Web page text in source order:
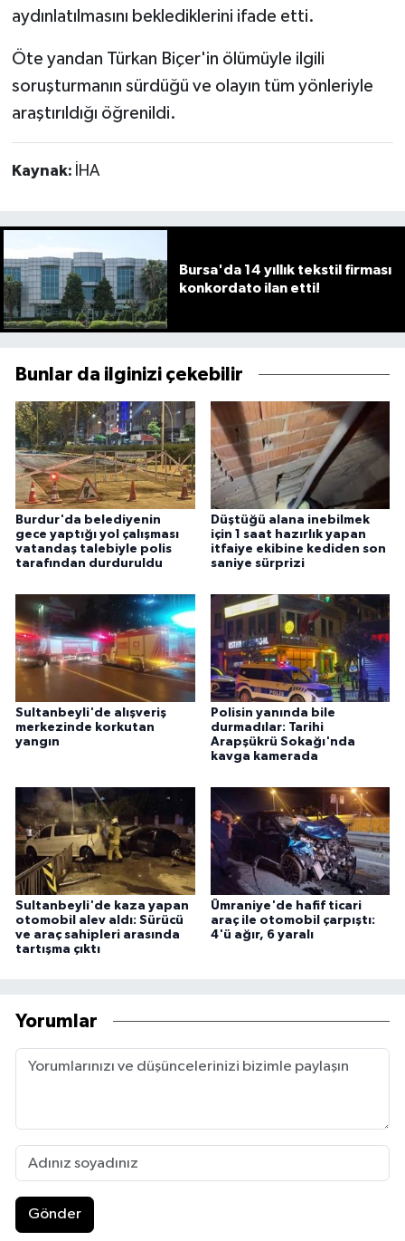
aydınlatılmasını beklediklerini ifade etti.
Öte yandan Türkan Biçer'in ölümüyle ilgili
soruşturmanın sürdüğü ve olayın tüm yönleriyle
araştırıldığı öğrenildi.
Kaynak: İHA
Bursa'da 14 yıllık tekstil firması
konkordato ilan etti!
Bunlar da ilginizi çekebilir
Burdur'da belediyenin
gece yaptığı yol çalışması
vatandaş talebiyle polis
tarafından durduruldu
Düştüğü alana inebilmek
için 1 saat hazırlık yapan
itfaiye ekibine kediden son
saniye sürprizi
Sultanbeyli'de alışveriş
merkezinde korkutan
yangın
Polisin yanında bile
durmadılar: Tarihi
Arapşükrü Sokağı'nda
kavga kamerada
Sultanbeyli'de kaza yapan
otomobil alev aldı: Sürücü
ve araç sahipleri arasında
tartışma çıktı
Ümraniye'de hafif ticari
araç ile otomobil çarpıştı:
4'ü ağır, 6 yaralı
Yorumlar
Gönder